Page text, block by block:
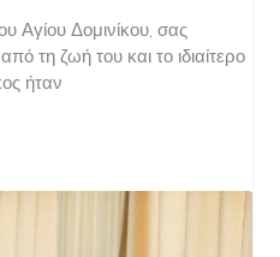
Αγίου Δομινίκου, σας
τη ζωή του και το ιδιαίτερο
ήταν